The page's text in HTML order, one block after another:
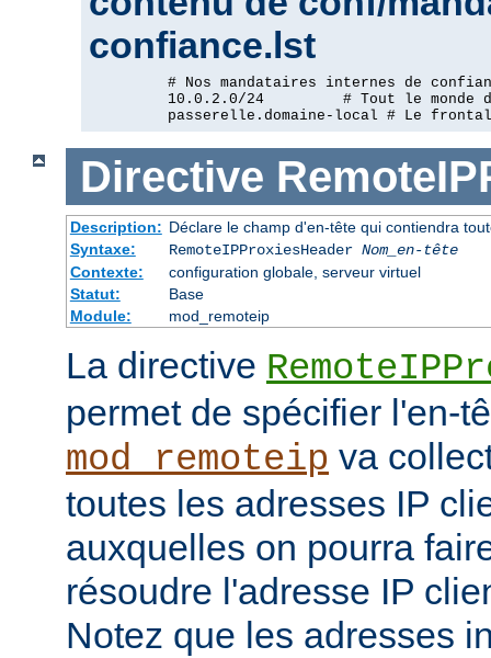
confiance.lst
# Nos mandataires internes de
10.0.2.0/24         # Tout le monde
passerelle.domaine-local # Le
Directive
Description: Déclare le champ d'en-tête qui contiendra
Syntaxe:
RemoteIPProxiesHeader Nom_en-tête
Contexte:
configuration globale, serveur virtuel
Statut:
Base
Module:
mod_remoteip
La directive
permet de spécifier l'en-
mod_remoteip va
toutes les adresses IP
auxquelles on pourra
résoudre l'adresse IP
Notez que les adresses